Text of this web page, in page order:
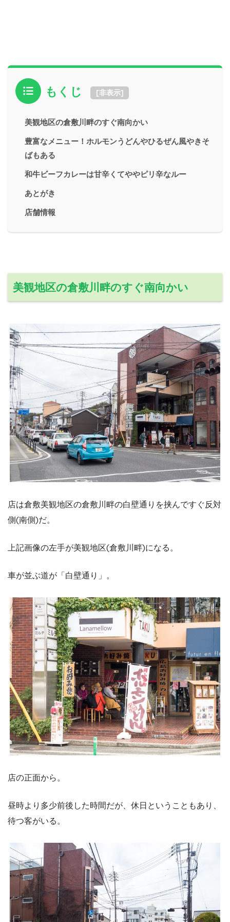
もくじ [非表示]
美観地区の倉敷川畔のすぐ南向かい
豊富なメニュー！ホルモンうどんやひるぜん風やきそ
ばもある
和牛ビーフカレーは甘辛くてややピリ辛なルー
あとがき
店舗情報
美観地区の倉敷川畔のすぐ南向かい
店は倉敷美観地区の倉敷川畔の白壁通りを挟んですぐ反対
側(南側)だ。
上記画像の左手が美観地区(倉敷川畔)になる。
車が並ぶ道が「白壁通り」。
店の正面から。
昼時より多少前後した時間だが、休日ということもあり、
待つ客がいる。